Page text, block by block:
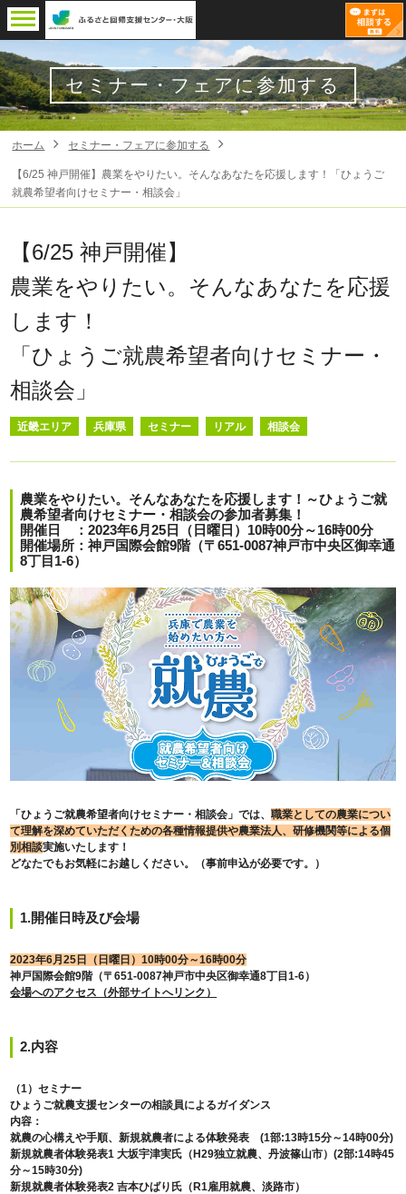
セミナー・フェアに参加する
ホーム セミナー・フェアに参加する
【6/25 神戸開催】農業をやりたい。そんなあなたを応援します！「ひょうご
就農希望者向けセミナー・相談会」
【6/25 神戸開催】
農業をやりたい。そんなあなたを応援
します！
「ひょうご就農希望者向けセミナー・
相談会」
近畿エリア 兵庫県 セミナー リアル 相談会
農業をやりたい。そんなあなたを応援します！～ひょうご就
農希望者向けセミナー・相談会の参加者募集！
開催日 ：2023年6月25日（日曜日）10時00分～16時00分
開催場所：神戸国際会館9階（〒651-0087神戸市中央区御幸通
8丁目1-6）
「ひょうご就農希望者向けセミナー・相談会」では、職業としての農業につい
て理解を深めていただくための各種情報提供や農業法人、研修機関等による個
別相談実施いたします！
どなたでもお気軽にお越しください。（事前申込が必要です。）
1.開催日時及び会場
2023年6月25日（日曜日）10時00分～16時00分
神戸国際会館9階（〒651-0087神戸市中央区御幸通8丁目1-6）
会場へのアクセス（外部サイトへリンク）
2.内容
（1）セミナー
ひょうご就農支援センターの相談員によるガイダンス
内容：
就農の心構えや手順、新規就農者による体験発表 (1部:13時15分～14時00分)
新規就農者体験発表1 大坂宇津実氏（H29独立就農、丹波篠山市）(2部:14時45
分～15時30分)
新規就農者体験発表2 吉本ひばり氏（R1雇用就農、淡路市）